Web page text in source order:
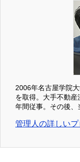
2006年名古屋学院
を取得。大手不動
年間従事。その後、
管理人の詳しい